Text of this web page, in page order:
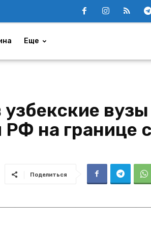
Еще
РФ на границе с
Поделиться